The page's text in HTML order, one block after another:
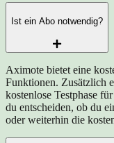
Ist ein Abo notwendig?
Aximote bietet eine
Funktionen. Zusätzlich
kostenlose Testphase
du entscheiden, ob du
oder weiterhin die